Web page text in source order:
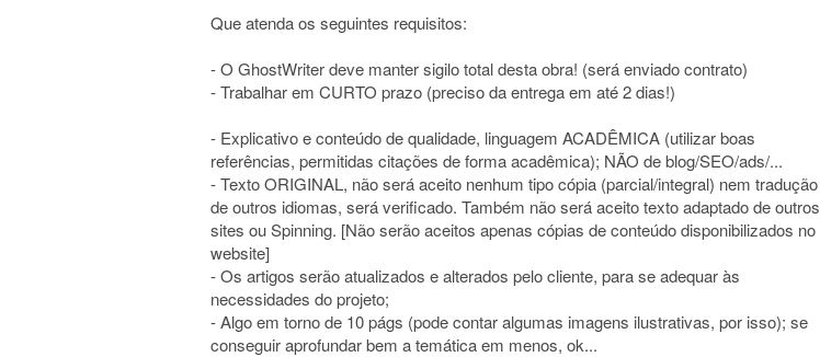
Que atenda os seguintes requisitos:
- O GhostWriter deve manter sigilo total desta obra! (será enviado contrato)
- Trabalhar em CURTO prazo (preciso da entrega em até 2 dias!)
- Explicativo e conteúdo de qualidade, linguagem ACADÊMICA (utilizar boas
referências, permitidas citações de forma acadêmica); NÃO de blog/SEO/ads/...
- Texto ORIGINAL, não será aceito nenhum tipo cópia (parcial/integral) nem tradução
de outros idiomas, será verificado. Também não será aceito texto adaptado de outros
sites ou Spinning. [Não serão aceitos apenas cópias de conteúdo disponibilizados no
website]
- Os artigos serão atualizados e alterados pelo cliente, para se adequar às
necessidades do projeto;
- Algo em torno de 10 págs (pode contar algumas imagens ilustrativas, por isso); se
conseguir aprofundar bem a temática em menos, ok...